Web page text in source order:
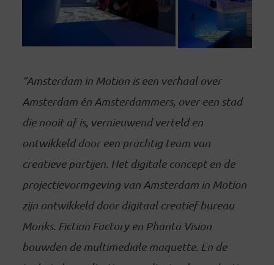
“Amsterdam in Motion is een verhaal over
Amsterdam én Amsterdammers, over een stad
die nooit af is, vernieuwend verteld en
ontwikkeld door een prachtig team van
creatieve partijen. Het digitale concept en de
projectievormgeving van Amsterdam in Motion
zijn ontwikkeld door digitaal creatief bureau
Monks. Fiction Factory en Phanta Vision
bouwden de multimediale maquette. En de